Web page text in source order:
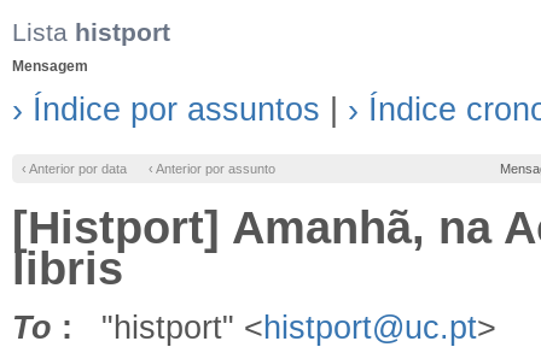
Lista histport
Mensagem
› Índice por assuntos › Índice
‹ Anterior por data ‹ Anterior por assunto
[Histport] Amanhã, na
libris
To : "histport" <histport@uc.pt>